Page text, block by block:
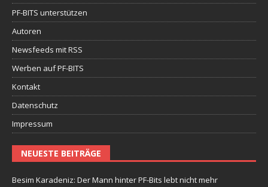
PF-BITS unterstützen
Autoren
Newsfeeds mit RSS
Werben auf PF-BITS
Kontakt
Datenschutz
Impressum
NEUESTE BEITRÄGE
Besim Karadeniz: Der Mann hinter PF-Bits lebt nicht mehr